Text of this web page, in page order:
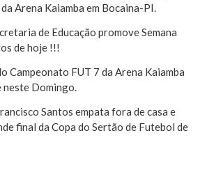
Arena Kaiamba em Bocaina-PI.
de Educação promove Semana
de hoje !!!
Campeonato FUT 7 da Arena Kaiamba
neste Domingo.
Santos empata fora de casa e
final da Copa do Sertão de Futebol de